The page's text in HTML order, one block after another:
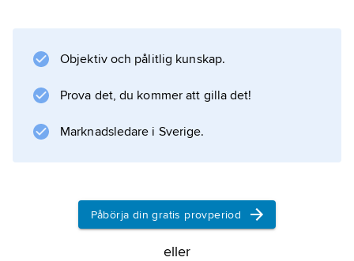
kallad
. Hans maka är
Siv
, hans tjänare syskonen
. Han försvarar ordningen i
Objektiv och pålitlig kunskap.
Prova det, du kommer att gilla det!
Marknadsledare i Sverige.
Påbörja din gratis provperiod
eller